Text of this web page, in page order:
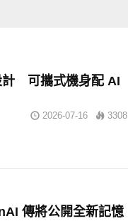
計 可攜式機身配 AI
2026-07-16 3308
傳將公開全新記憶